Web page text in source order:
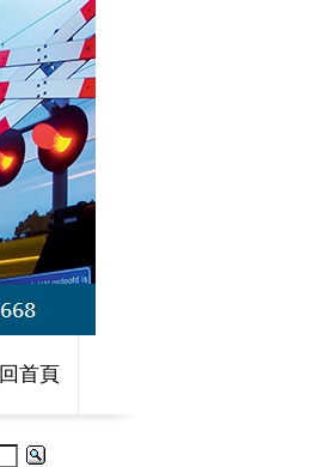
回首頁